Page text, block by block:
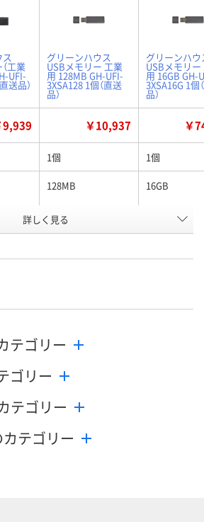
工業
UFI-
送品）
グリーンハウス
USBメモリー 工業
用 128MB GH-UFI-
3XSA128 1個（直送
品）
グリーンハウ
USBメモリー
用 16GB GH-
3XSA16G 1個
品）
9,939 ￥10,937 ￥
1個 1個
128MB 16GB
17.2×
幅62.1×奥行17.6×
高さ8.4mm
幅62.1×奥
高さ8.4mm
により
メーカー都合により
詳しく見る
テゴリー
ゴリー
テゴリー
カテゴリー